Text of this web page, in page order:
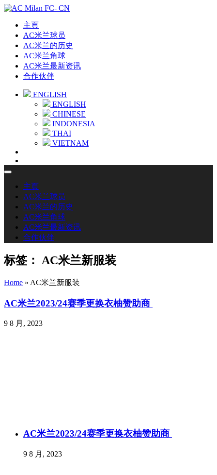
主頁
AC米兰球员
AC米兰的历史
AC米兰角球
AC米兰最新资讯
合作伙伴
ENGLISH
ENGLISH
CHINESE
INDONESIA
THAI
VIETNAM
主頁
AC米兰球员
AC米兰的历史
AC米兰角球
AC米兰最新资讯
合作伙伴
标签： AC米兰新服装
Home » AC米兰新服装
AC米兰2023/24赛季更换衣柚赞助商
9 8 月, 2023
AC米兰2023/24赛季更换衣柚赞助商
9 8 月, 2023